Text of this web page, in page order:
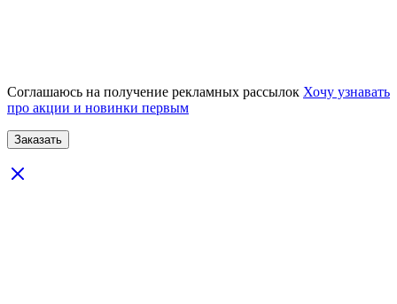
Соглашаюсь на получение рекламных рассылок Хочу узнавать
про акции и новинки первым